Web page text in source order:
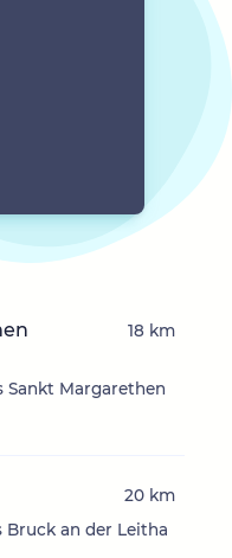
Sankt Margarethen
18 km
Bruck an der Leitha
20 km